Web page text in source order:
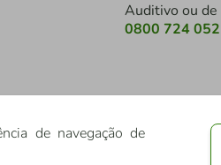
Auditivo ou de
0800 724
de navegação de